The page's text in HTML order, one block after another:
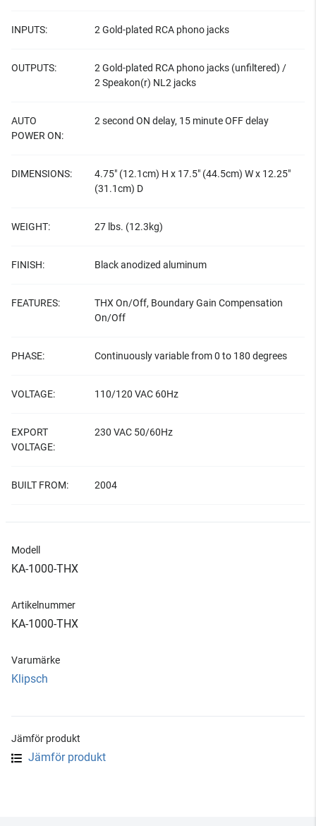
INPUTS: 2 Gold-plated RCA phono jacks
OUTPUTS:
2 Gold-plated RCA phono jacks (unfiltered) /
2 Speakon(r) NL2 jacks
AUTO
POWER ON:
2 second ON delay, 15 minute OFF delay
DIMENSIONS:
4.75" (12.1cm) H x 17.5" (44.5cm) W x 12.25"
(31.1cm) D
WEIGHT: 27 lbs. (12.3kg)
FINISH: Black anodized aluminum
FEATURES:
THX On/Off, Boundary Gain Compensation
On/Off
PHASE: Continuously variable from 0 to 180 degrees
VOLTAGE: 110/120 VAC 60Hz
EXPORT
VOLTAGE:
230 VAC 50/60Hz
BUILT FROM: 2004
Modell
KA-1000-THX
Artikelnummer
KA-1000-THX
Varumärke
Klipsch
Jämför produkt
Jämför produkt